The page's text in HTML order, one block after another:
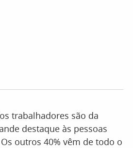
trabalhadores são da
destaque às pessoas
outros 40% vêm de todo o